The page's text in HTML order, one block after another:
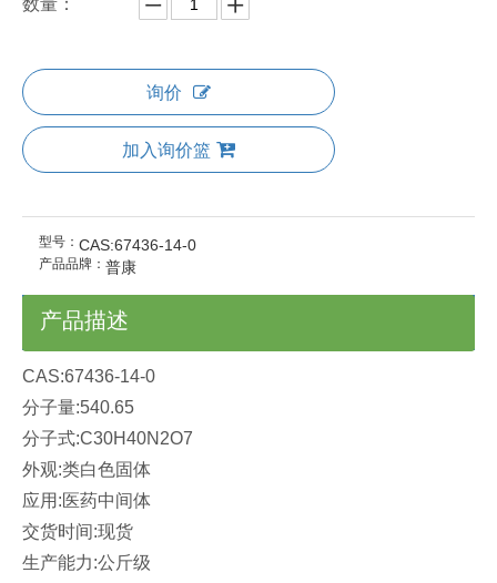
数量：
询价
加入询价篮
型号： CAS:67436-14-0
产品品牌： 普康
产品描述
CAS:67436-14-0
分子量:540.65
分子式:C30H40N2O7
外观:类白色固体
应用:医药中间体
交货时间:现货
生产能力:公斤级